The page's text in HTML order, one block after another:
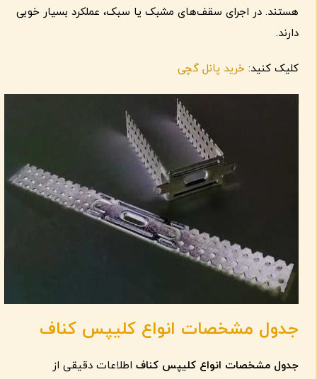
هستند. در اجرای سقف‌های مشبک یا سبک، عملکرد بسیار خوبی
دارند.
کلیک کنید: خرید پانل گچی
جدول مشخصات انواع کلیپس کناف
جدول مشخصات انواع کلیپس کناف اطلاعات دقیقی از